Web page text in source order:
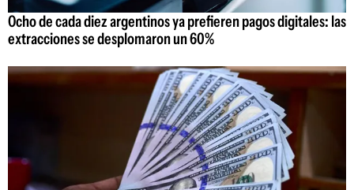
Ocho de cada diez argentinos ya prefieren pagos digitales: las
extracciones se desplomaron un 60%